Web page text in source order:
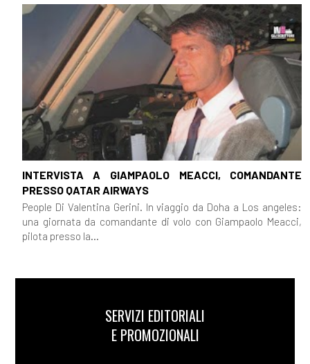
INTERVISTA A GIAMPAOLO MEACCI, COMANDANTE
PRESSO QATAR AIRWAYS
People Di Valentina Gerini. In viaggio da Doha a Los angeles:
una giornata da comandante di volo con Giampaolo Meacci,
pilota presso la...
SERVIZI EDITORIALI
E PROMOZIONALI